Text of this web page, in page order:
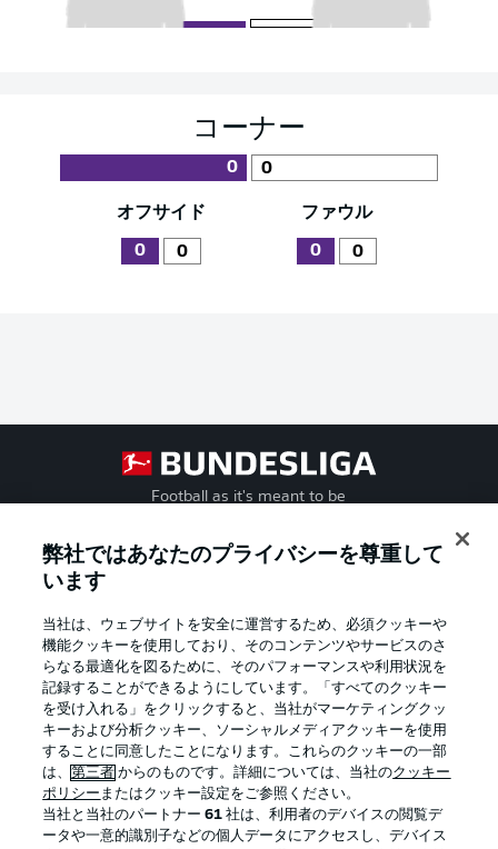
コーナー
0 0
オフサイド
0 0
ファウル
0 0
Football as it's meant to be
Official Partners
弊社ではあなたのプライバシーを尊重して
います
当社は、ウェブサイトを安全に運営するため、必須クッキーや
機能クッキーを使用しており、そのコンテンツやサービスのさ
らなる最適化を図るために、そのパフォーマンスや利用状況を
記録することができるようにしています。「すべてのクッキー
を受け入れる」をクリックすると、当社がマーケティングクッ
キーおよび分析クッキー、ソーシャルメディアクッキーを使用
することに同意したことになります。これらのクッキーの一部
は、第三者 からのものです。詳細については、当社のクッキー
ポリシー またはクッキー設定をご参照ください。
当社と当社のパートナー61 社は、利用者のデバイスの閲覧デ
ータや一意的識別子などの個人データにアクセスし、デバイス